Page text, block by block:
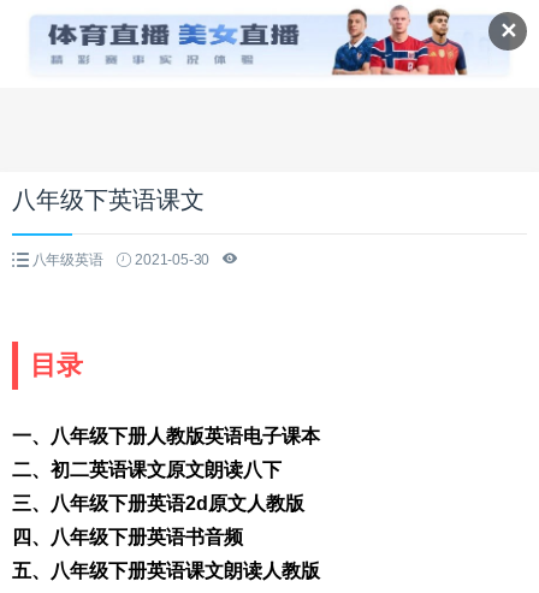
✕
八年级下英语课文
八年级英语 2021-05-30
目录
一、八年级下册人教版英语电子课本
二、初二英语课文原文朗读八下
三、八年级下册英语2d原文人教版
四、八年级下册英语书音频
五、八年级下册英语课文朗读人教版